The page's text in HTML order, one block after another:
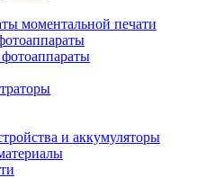
моментальной печати
и аккумуляторы